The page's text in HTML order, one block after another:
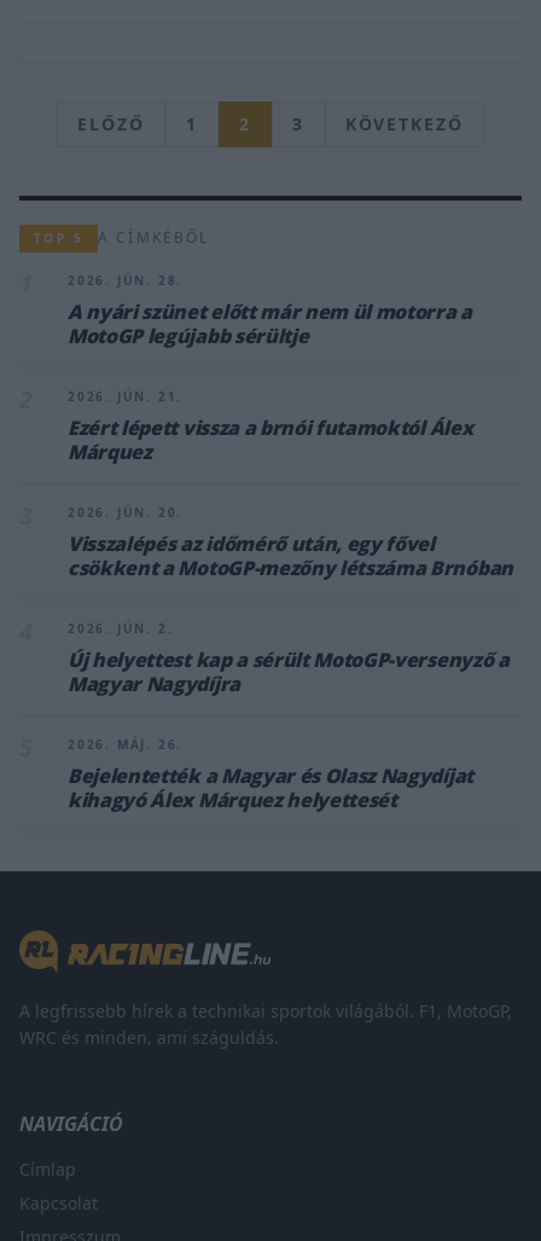
ELŐZŐ 1 2 3 KÖVETKEZŐ
TOP 5 A CÍMKÉBŐL
2026. JÚN. 28.
A nyári szünet előtt már nem ül motorra a
MotoGP legújabb sérültje
2026. JÚN. 21.
Ezért lépett vissza a brnói futamoktól Álex
Márquez
2026. JÚN. 20.
Visszalépés az időmérő után, egy fővel
csökkent a MotoGP-mezőny létszáma Brnóban
2026. JÚN. 2.
Új helyettest kap a sérült MotoGP-versenyző a
Magyar Nagydíjra
2026. MÁJ. 26.
Bejelentették a Magyar és Olasz Nagydíjat
kihagyó Álex Márquez helyettesét
A legfrissebb hírek a technikai sportok világából. F1, MotoGP,
WRC és minden, ami száguldás.
NAVIGÁCIÓ
Címlap
Kapcsolat